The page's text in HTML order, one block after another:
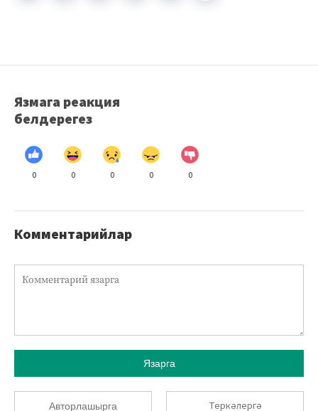
Язмага реакция
белдерегез
0 0 0 0 0
Комментарийлар
Язарга
Авторлашырга Теркәлергә